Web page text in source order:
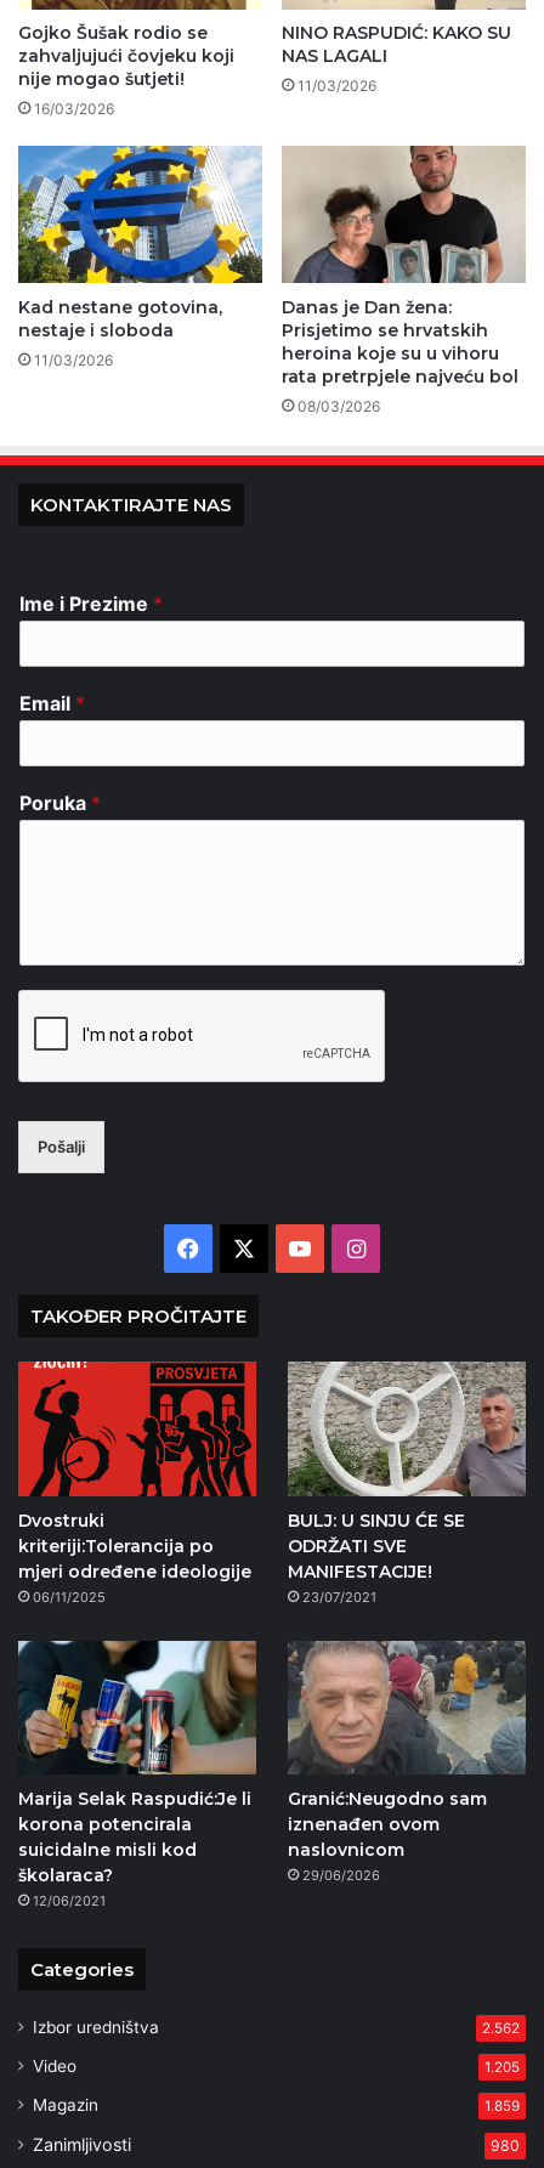
Gojko Šušak rodio se
zahvaljujući čovjeku koji
nije mogao šutjeti!
16/03/2026
NINO RASPUDIĆ: KAKO SU
NAS LAGALI
11/03/2026
Kad nestane gotovina,
nestaje i sloboda
11/03/2026
Danas je Dan žena:
Prisjetimo se hrvatskih
heroina koje su u vihoru
rata pretrpjele najveću bol
08/03/2026
KONTAKTIRAJTE NAS
Ime i Prezime *
Email *
Poruka *
Pošalji
Facebook YouTubeInstagram
TAKOĐER PROČITAJTE
Dvostruki
kriteriji:Tolerancija po
mjeri određene ideologije
06/11/2025
BULJ: U SINJU ĆE SE
ODRŽATI SVE
MANIFESTACIJE!
23/07/2021
Marija Selak Raspudić:Je li
korona potencirala
suicidalne misli kod
školaraca?
12/06/2021
Granić:Neugodno sam
iznenađen ovom
naslovnicom
29/06/2026
Categories
Izbor uredništva 2.562
Video 1.205
Magazin 1.859
Zanimljivosti 980